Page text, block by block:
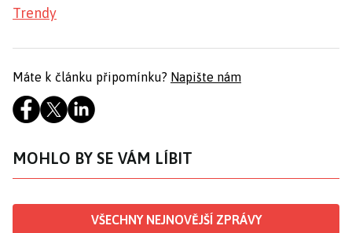
Trendy
Máte k článku připomínku? Napište nám
MOHLO BY SE VÁM LÍBIT
VŠECHNY NEJNOVĚJŠÍ ZPRÁVY